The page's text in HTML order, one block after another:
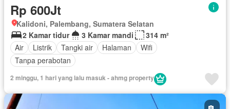
Rp 600Jt
Kalidoni, Palembang, Sumatera Selatan
2 Kamar tidur
3 Kamar mandi
314 m²
Air
Listrik Tangki air Halaman
Wifi
Tanpa perabotan
2 minggu, 1 hari yang lalu masuk - ahmg property